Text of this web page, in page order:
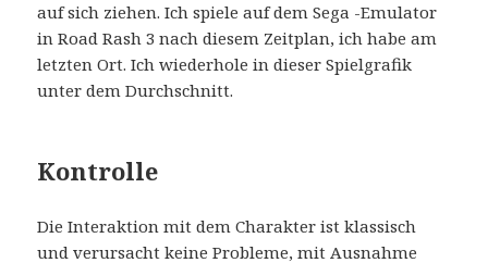
auf sich ziehen. Ich spiele auf dem Sega -Emulator
in Road Rash 3 nach diesem Zeitplan, ich habe am
letzten Ort. Ich wiederhole in dieser Spielgrafik
unter dem Durchschnitt.
Kontrolle
Die Interaktion mit dem Charakter ist klassisch
und verursacht keine Probleme, mit Ausnahme